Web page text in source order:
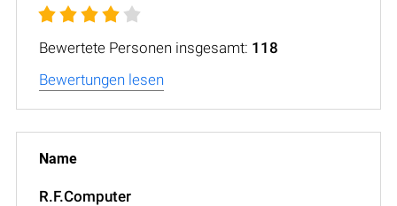
Bewertete Personen insgesamt: 118
Bewertungen lesen
R.F.Computer